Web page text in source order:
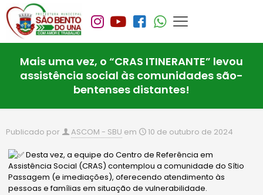
Mais uma vez, o “CRAS ITINERANTE” levou
assistência social às comunidades são-
bentenses distantes!
Publicado por ASCOM - SBU em 10 de outubro de 2024
Desta vez, a equipe do Centro de Referência em
Assistência Social (CRAS) contemplou a comunidade do Sítio
Passagem (e imediações), oferecendo atendimento às
pessoas e famílias em situação de vulnerabilidade.